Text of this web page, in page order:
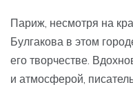
Париж, несмотря на
Булгакова в этом
его творчестве.
и атмосферой,